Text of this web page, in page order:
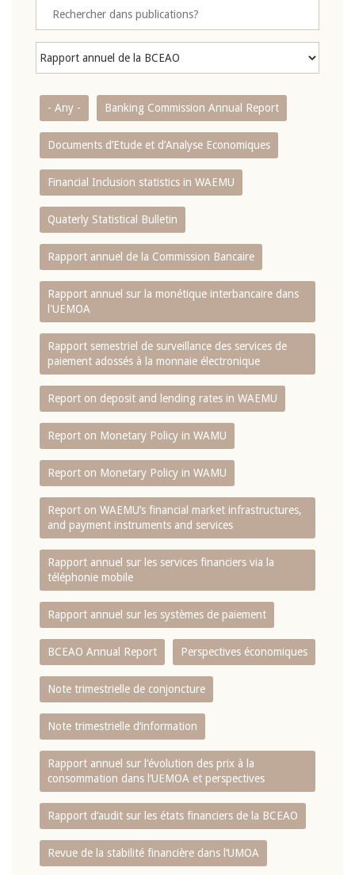
- Any - Banking Commission Annual Report
Documents d’Etude et d’Analyse Economiques
Financial Inclusion statistics in WAEMU
Quaterly Statistical Bulletin
Rapport annuel de la Commission Bancaire
Rapport annuel sur la monétique interbancaire dans
l'UEMOA
Rapport semestriel de surveillance des services de
paiement adossés à la monnaie électronique
Report on deposit and lending rates in WAEMU
Report on Monetary Policy in WAMU
Report on Monetary Policy in WAMU
Report on WAEMU’s financial market infrastructures,
and payment instruments and services
Rapport annuel sur les services financiers via la
téléphonie mobile
Rapport annuel sur les systèmes de paiement
BCEAO Annual Report Perspectives économiques
Note trimestrielle de conjoncture
Note trimestrielle d‘information
Rapport annuel sur l‘évolution des prix à la
consommation dans l‘UEMOA et perspectives
Rapport d‘audit sur les états financiers de la BCEAO
Revue de la stabilité financière dans l‘UMOA